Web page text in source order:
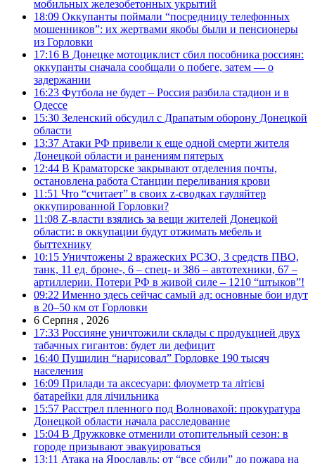
мобильных железобетонных укрытий
18:09 Оккупанты поймали “посредницу телефонных
мошенников”: их жертвами якобы были и пенсионеры
из Горловки
17:16 В Донецке мотоциклист сбил пособника россиян:
оккупанты сначала сообщали о побеге, затем — о
задержании
16:23 Футбола не будет – Россия разбила стадион и в
Одессе
15:30 Зеленский обсудил с Драпатым оборону Донецкой
области
13:37 Атаки РФ привели к еще одной смерти жителя
Донецкой области и ранениям пятерых
12:44 В Краматорске закрывают отделения почты,
остановлена работа Станции переливания крови
11:51 Что “считает” в своих z-сводках гауляйтер
оккупированной Горловки?
11:08 Z-власти взялись за вещи жителей Донецкой
области: в оккупации будут отжимать мебель и
быттехнику
10:15 Уничтожены 2 вражеских РСЗО, 3 средств ПВО,
танк, 11 ед. броне-, 6 – спец- и 386 – автотехники, 67 –
артиллерии. Потери РФ в живой силе – 1210 “штыков”!
09:22 Именно здесь сейчас самый ад: основные бои идут
в 20–50 км от Горловки
6 Серпня , 2026
17:33 Россияне уничтожили склады с продукцией двух
табачных гигантов: будет ли дефицит
16:40 Пушилин “нарисовал” Горловке 190 тысяч
населения
16:09 Прилади та аксесуари: флоуметр та літієві
батарейки для лічильника
15:57 Расстрел пленного под Волновахой: прокуратура
Донецкой области начала расследование
15:04 В Дружковке отменили отопительный сезон: в
городе призывают эвакуироваться
13:11 Атака на Ярославль: от “все сбили” до пожара на